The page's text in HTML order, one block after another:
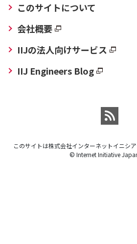
このサイトについて
会社概要
IIJの法人向けサービス
IIJ Engineers Blog
このサイトは株式会社インターネットイニシア
© Internet Initiative